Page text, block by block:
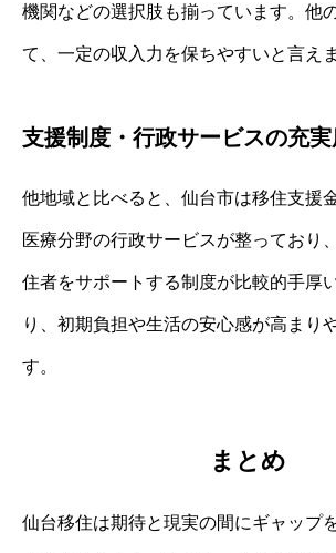
機関などの選択肢も揃っています。他
て、一定の収入力を保ちやすいと言えま
支援制度・行政サービスの充
他地域と比べると、仙台市は移住支援
医療分野の行政サービスが整っており
住者をサポートする制度が比較的手厚
り、初期負担や生活の安心感が高まり
す。
まとめ
仙台移住は期待と現実の間にギャップ